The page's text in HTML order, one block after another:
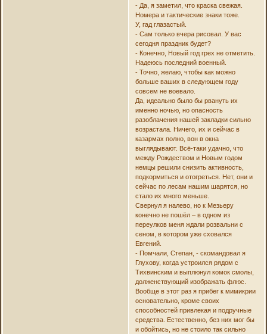
- Да, я заметил, что краска свежая.
Номера и тактические знаки тоже.
У, гад глазастый.
- Сам только вчера рисовал. У вас
сегодня праздник будет?
- Конечно, Новый год грех не отметить.
Надеюсь последний военный.
- Точно, желаю, чтобы как можно
больше ваших в следующем году
совсем не воевало.
Да, идеально было бы рвануть их
именно ночью, но опасность
разоблачения нашей закладки сильно
возрастала. Ничего, их и сейчас в
казармах полно, вон в окна
выглядывают. Всё-таки удачно, что
между Рождеством и Новым годом
немцы решили снизить активность,
подкормиться и отогреться. Нет, они и
сейчас по лесам нашим шарятся, но
стало их много меньше.
Свернул я налево, но к Мезьеру
конечно не пошёл – в одном из
переулков меня ждали розвальни с
сеном, в котором уже сховался
Евгений.
- Помчали, Степан, - скомандовал я
Глухову, когда устроился рядом с
Тихвинским и выплюнул комок смолы,
долженствующий изображать флюс.
Вообще в этот раз я прибег к мимикрии
основательно, кроме своих
способностей привлекая и подручные
средства. Естественно, без них мог бы
и обойтись, но не стоило так сильно